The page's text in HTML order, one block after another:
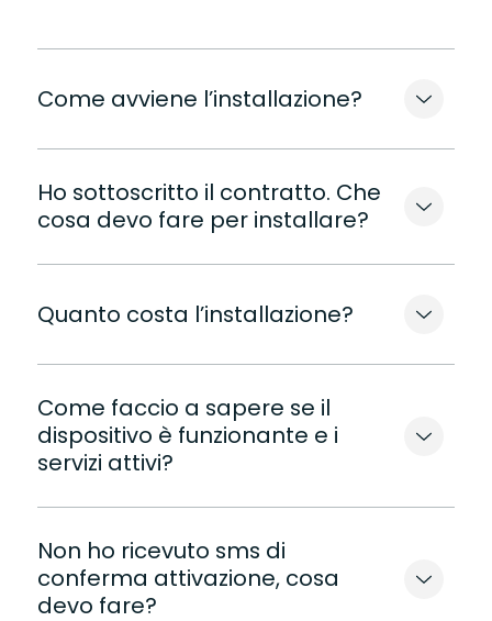
Come avviene l’installazione?
Ho sottoscritto il contratto. Che
cosa devo fare per installare?
Quanto costa l’installazione?
Come faccio a sapere se il
dispositivo è funzionante e i
servizi attivi?
Non ho ricevuto sms di
conferma attivazione, cosa
devo fare?